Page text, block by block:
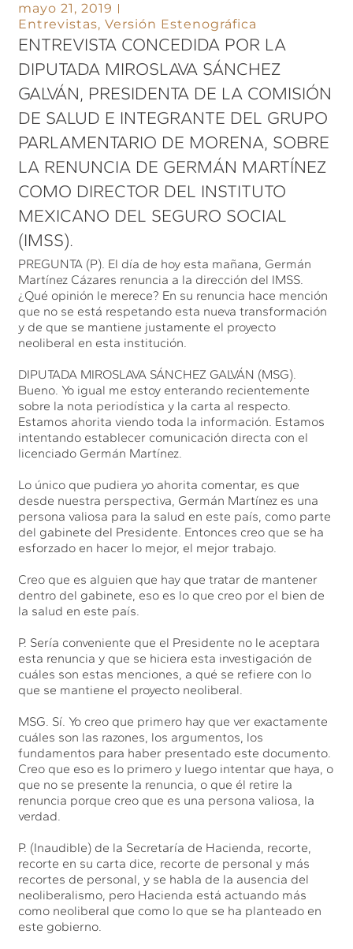
mayo 21, 2019
Entrevistas,Versión Estenográfica
ENTREVISTA CONCEDIDA POR LA
DIPUTADA MIROSLAVA SÁNCHEZ
GALVÁN, PRESIDENTA DE LA COMISIÓN
DE SALUD E INTEGRANTE DEL GRUPO
PARLAMENTARIO DE MORENA, SOBRE
LA RENUNCIA DE GERMÁN MARTÍNEZ
COMO DIRECTOR DEL INSTITUTO
MEXICANO DEL SEGURO SOCIAL
(IMSS).
PREGUNTA (P). El día de hoy esta mañana, Germán
Martínez Cázares renuncia a la dirección del IMSS.
¿Qué opinión le merece? En su renuncia hace mención
que no se está respetando esta nueva transformación
y de que se mantiene justamente el proyecto
neoliberal en esta institución.
DIPUTADA MIROSLAVA SÁNCHEZ GALVÁN (MSG).
Bueno. Yo igual me estoy enterando recientemente
sobre la nota periodística y la carta al respecto.
Estamos ahorita viendo toda la información. Estamos
intentando establecer comunicación directa con el
licenciado Germán Martínez.
Lo único que pudiera yo ahorita comentar, es que
desde nuestra perspectiva, Germán Martínez es una
persona valiosa para la salud en este país, como parte
del gabinete del Presidente. Entonces creo que se ha
esforzado en hacer lo mejor, el mejor trabajo.
Creo que es alguien que hay que tratar de mantener
dentro del gabinete, eso es lo que creo por el bien de
la salud en este país.
P. Sería conveniente que el Presidente no le aceptara
esta renuncia y que se hiciera esta investigación de
cuáles son estas menciones, a qué se refiere con lo
que se mantiene el proyecto neoliberal.
MSG. Sí. Yo creo que primero hay que ver exactamente
cuáles son las razones, los argumentos, los
fundamentos para haber presentado este documento.
Creo que eso es lo primero y luego intentar que haya, o
que no se presente la renuncia, o que él retire la
renuncia porque creo que es una persona valiosa, la
verdad.
P. (Inaudible) de la Secretaría de Hacienda, recorte,
recorte en su carta dice, recorte de personal y más
recortes de personal, y se habla de la ausencia del
neoliberalismo, pero Hacienda está actuando más
como neoliberal que como lo que se ha planteado en
este gobierno.